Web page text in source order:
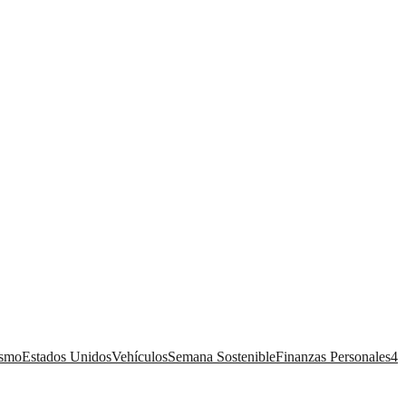
Estados UnidosVehículosSemana SostenibleFinanzas Personales4